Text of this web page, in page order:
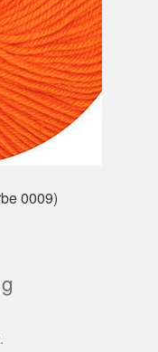
0009)
g